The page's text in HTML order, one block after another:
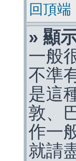
回頂端
» 顯
一般
不準
是這
敦、
作一
就請